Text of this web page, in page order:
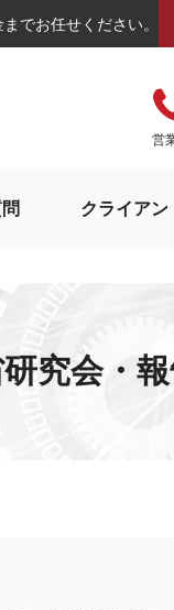
でお任せください。
営
クライアン
究会・